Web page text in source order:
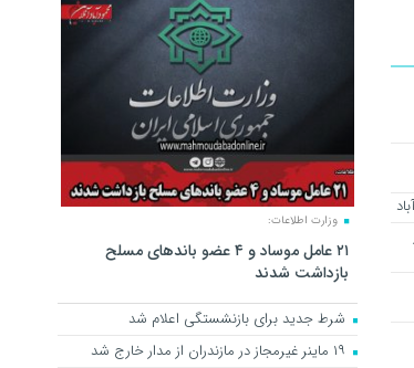
وزارت اطلاعات:
۲۱ عامل موساد و ۴ عضو باند‌های مسلح
بازداشت شدند
شرط جدید برای بازنشستگی اعلام شد